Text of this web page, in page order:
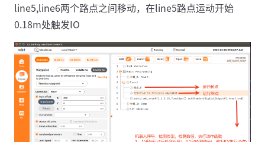
line5,line6两个路点之间移动，在line5路点运动开始
0.18m处触发IO